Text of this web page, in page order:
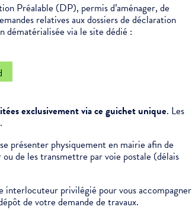
Préalable (DP), permis d’aménager, de
relatives aux dossiers de déclaration
dématérialisée via le site dédié :
exclusivement via ce guichet unique. Les
présenter physiquement en mairie afin de
de les transmettre par voie postale (délais
interlocuteur privilégié pour vous accompagner
de votre demande de travaux.